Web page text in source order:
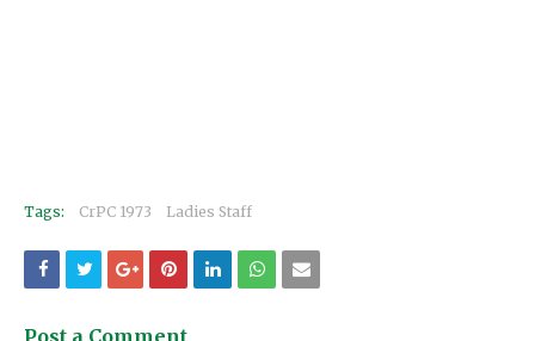
Tags: CrPC 1973 Ladies Staff
Post a Comment